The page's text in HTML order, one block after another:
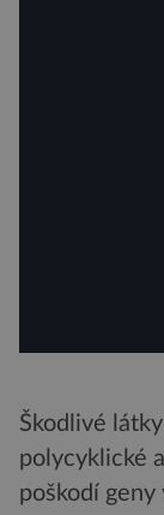
Škodlivé
polycyklické
poškodí geny